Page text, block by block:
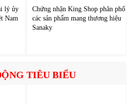
Fujihome AC-1000B
tự nhiên, thân thiện với sức khỏe
tiết kiệm diện tích
lý ủy
Nam
Chứng nhận King Shop phân phối
các sản phẩm mang thương hiệu
Sanaky
TIÊU BIỂU